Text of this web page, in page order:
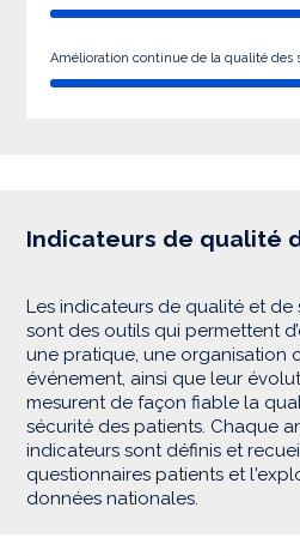
Amélioration continue de la qualité des
Indicateurs de qualité
Les indicateurs de qualité et de
sont des outils qui permettent
une pratique, une organisation
événement, ainsi que leur
mesurent de façon fiable la
sécurité des patients. Chaque
indicateurs sont définis et
questionnaires patients et
données nationales.